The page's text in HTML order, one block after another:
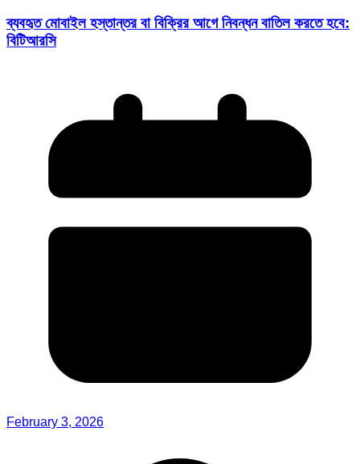
ব্যবহৃত মোবাইল হস্তান্তর বা বিক্রির আগে নিবন্ধন বাতিল করতে হবে:
বিটিআরসি
February 3, 2026